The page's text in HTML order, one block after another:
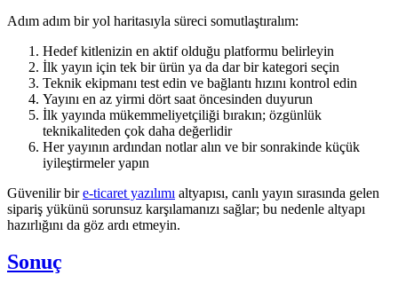
Adım adım bir yol haritasıyla süreci somutlaştıralım:
Hedef kitlenizin en aktif olduğu platformu belirleyin
İlk yayın için tek bir ürün ya da dar bir kategori seçin
Teknik ekipmanı test edin ve bağlantı hızını kontrol edin
Yayını en az yirmi dört saat öncesinden duyurun
İlk yayında mükemmeliyetçiliği bırakın; özgünlük
teknikaliteden çok daha değerlidir
Her yayının ardından notlar alın ve bir sonrakinde küçük
iyileştirmeler yapın
Güvenilir bire-ticaret yazılımı altyapısı, canlı yayın sırasında gelen
sipariş yükünü sorunsuz karşılamanızı sağlar; bu nedenle altyapı
hazırlığını da göz ardı etmeyin.
Sonuç